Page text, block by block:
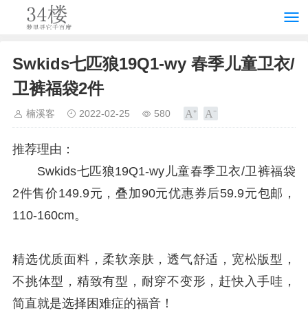
Swkids七匹狼19Q1-wy 春季儿童卫衣/
卫裤福袋2件
楠溪客 2022-02-25 580
推荐理由：
Swkids七匹狼19Q1-wy儿童春季卫衣/卫裤福袋
2件售价149.9元，叠加90元优惠券后59.9元包邮，
110-160cm。
精选优质面料，柔软亲肤，透气舒适，宽松版型，
不挑体型，精致有型，耐穿不变形，赶快入手哇，
简直就是选择困难症的福音！